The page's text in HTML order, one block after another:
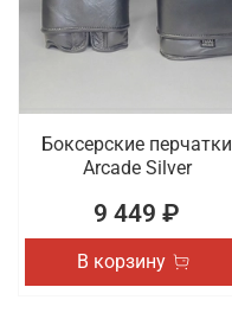
Боксерские перчатки
Arcade Silver
9 449 ₽
В корзину